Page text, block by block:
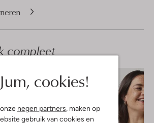
Jum, cookies!
negen partners , maken op
gebruik van cookies en
compleet